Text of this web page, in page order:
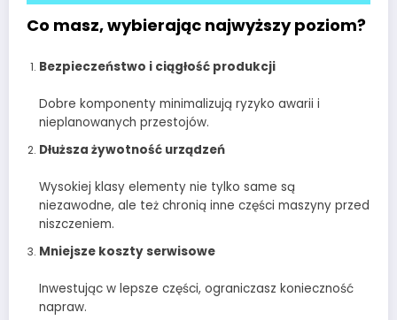
Co masz, wybierając najwyższy poziom?
Bezpieczeństwo i ciągłość produkcji
Dobre komponenty minimalizują ryzyko awarii i
nieplanowanych przestojów.
Dłuższa żywotność urządzeń
Wysokiej klasy elementy nie tylko same są
niezawodne, ale też chronią inne części maszyny przed
niszczeniem.
Mniejsze koszty serwisowe
Inwestując w lepsze części, ograniczasz konieczność
napraw.